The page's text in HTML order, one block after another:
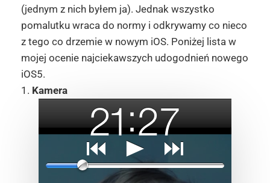
(jednym z nich byłem ja). Jednak wszystko
pomalutku wraca do normy i odkrywamy co nieco
z tego co drzemie w nowym iOS. Poniżej lista w
mojej ocenie najciekawszych udogodnień nowego
iOS5.
1. Kamera